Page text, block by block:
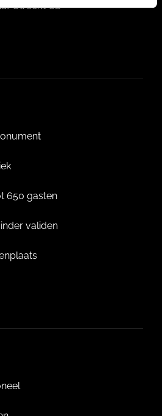
Utrecht CS
650 gasten
validen